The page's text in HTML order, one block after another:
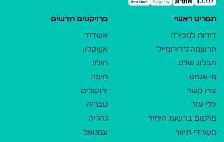
תפריט ראשי
דירות למכירה
הרשמה לדירומייל
הבלוג שלנו
מי אנחנו
צרו קשר
כלי עזר
פרסום ברשות היחיד
משרדי תיווך
פרויקטים חדשים
אשדוד
אשקלון
חולון
חיפה
ירושלים
טבריה
נהריה
עמנואל